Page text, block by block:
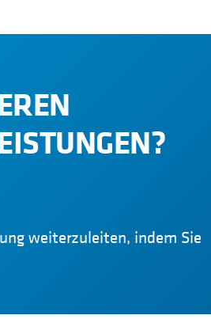
weiterzuleiten, indem Sie